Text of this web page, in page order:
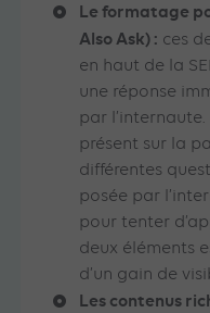
Le formatage
Also Ask) : ces
en haut de la
une réponse
par
présent sur la
différentes
posée par
pour tenter
deux éléments
d’un gain de
Les contenus